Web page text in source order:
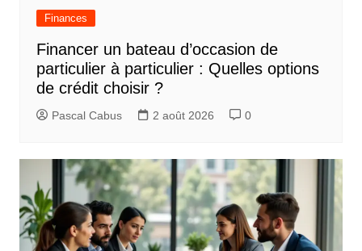
Finances
Financer un bateau d’occasion de
particulier à particulier : Quelles options
de crédit choisir ?
Pascal Cabus 2 août 2026 0